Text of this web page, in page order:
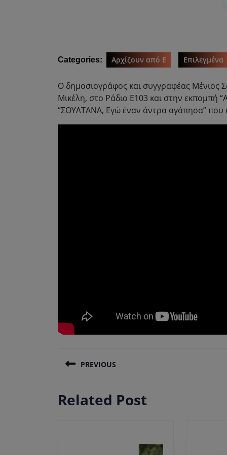
Categories: Αρχίζουν από Ε Επιλεγμένα
Ο δημοσιογράφος και συγγραφέας Μένιος
Μικέλη, στο Ράδιο Ε103 και στην εκπομπή
“ΣΟΥΛΤΑΝΑ, Εγώ έναν άντρα αγάπησα” που
άρθρων
PREVIOUS
post:
Related Post